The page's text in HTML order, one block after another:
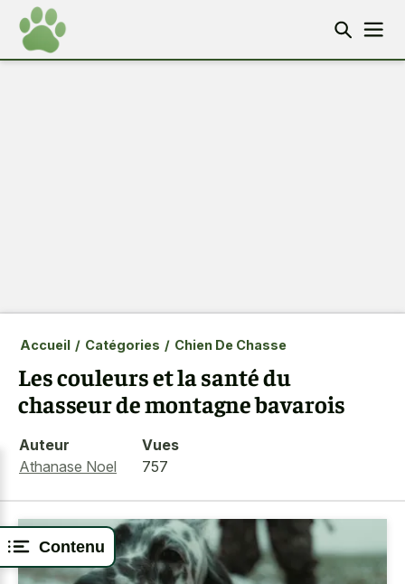
Contenu
Accueil / Catégories / Chien De Chasse
Les couleurs et la santé du
chasseur de montagne bavarois
Auteur
Athanase Noel
Vues
757